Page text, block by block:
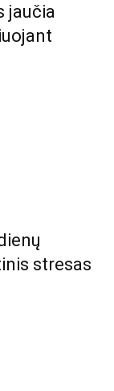
jaučia
stresas